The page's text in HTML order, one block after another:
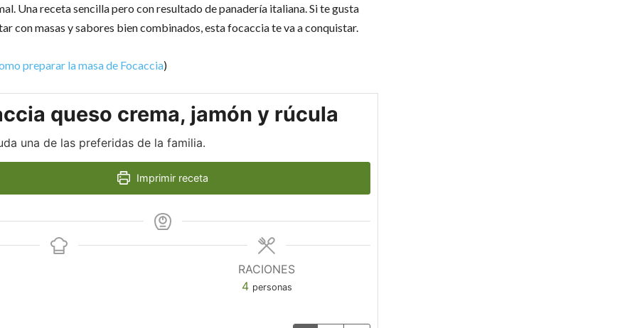
Una receta sencilla pero con resultado de panadería italiana. Si te gusta
con masas y sabores bien combinados, esta focaccia te va a conquistar.
preparar la masa de Focaccia)
queso crema, jamón y rúcula
una de las preferidas de la familia.
Imprimir receta
RACIONES
4 personas